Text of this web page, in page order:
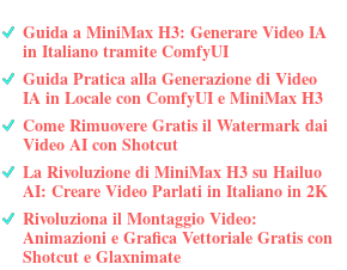
Guida a MiniMax H3: Generare Video IA
in Italiano tramite ComfyUI
Guida Pratica alla Generazione di Video
IA in Locale con ComfyUI e MiniMax H3
Come Rimuovere Gratis il Watermark dai
Video AI con Shotcut
La Rivoluzione di MiniMax H3 su Hailuo
AI: Creare Video Parlati in Italiano in 2K
Rivoluziona il Montaggio Video:
Animazioni e Grafica Vettoriale Gratis con
Shotcut e Glaxnimate